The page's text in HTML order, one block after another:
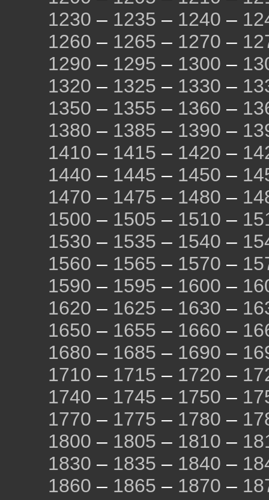
1230 – 1235 – 1240 –
1260 – 1265 – 1270 –
1290 – 1295 – 1300 –
1320 – 1325 – 1330 –
1350 – 1355 – 1360 –
1380 – 1385 – 1390 –
1410 – 1415 – 1420 –
1440 – 1445 – 1450 –
1470 – 1475 – 1480 –
1500 – 1505 – 1510 –
1530 – 1535 – 1540 –
1560 – 1565 – 1570 –
1590 – 1595 – 1600 –
1620 – 1625 – 1630 –
1650 – 1655 – 1660 –
1680 – 1685 – 1690 –
1710 – 1715 – 1720 –
1740 – 1745 – 1750 –
1770 – 1775 – 1780 –
1800 – 1805 – 1810 –
1830 – 1835 – 1840 –
1860 – 1865 – 1870 –